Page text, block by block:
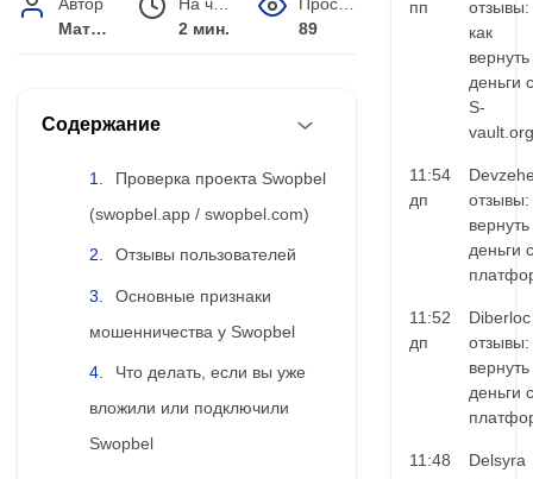
Матвей Иванов
2 мин.
89
Содержание
Проверка проекта Swopbel
(swopbel.app / swopbel.com)
Отзывы пользователей
Основные признаки
мошенничества у Swopbel
Что делать, если вы уже
вложили или подключили
Swopbel
пп
отзывы:
как
вернуть
деньги с
S-
vault.org
11:54
дп
отзывы:
вернуть
деньги с
11:52
дп
Diberloc
отзывы:
вернуть
деньги с
11:48
Delsyra